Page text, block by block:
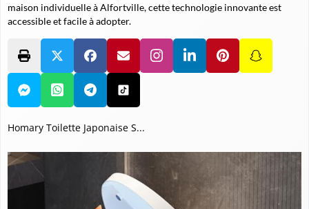
maison individuelle à Alfortville, cette technologie innovante est
accessible et facile à adopter.
Homary Toilette Japonaise S...